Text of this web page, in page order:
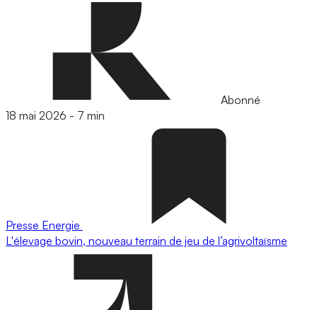
Abonné
18 mai 2026 - 7 min
Presse Energie
L'élevage bovin, nouveau terrain de jeu de l’agrivoltaïsme